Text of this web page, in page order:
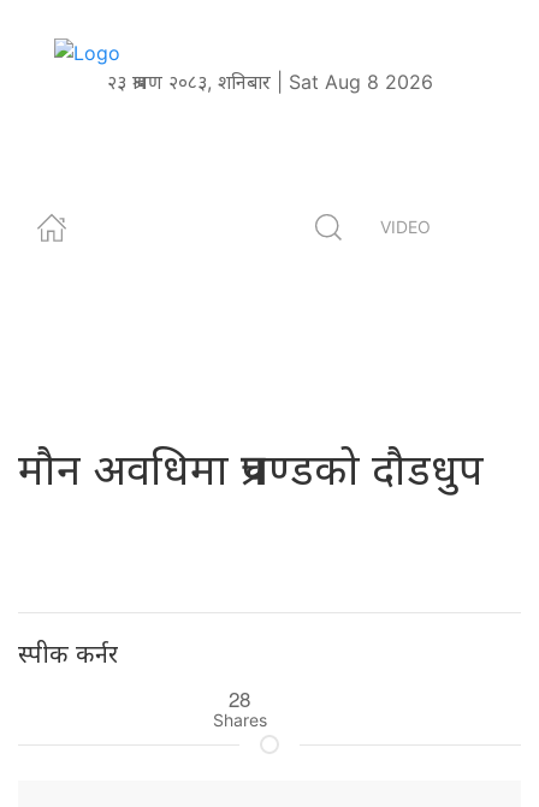
२३ श्रावण २०८३, शनिबार | Sat Aug 8 2026
VIDEO
मौन अवधिमा प्रचण्डको दौडधुप
स्पीक कर्नर
28
Shares